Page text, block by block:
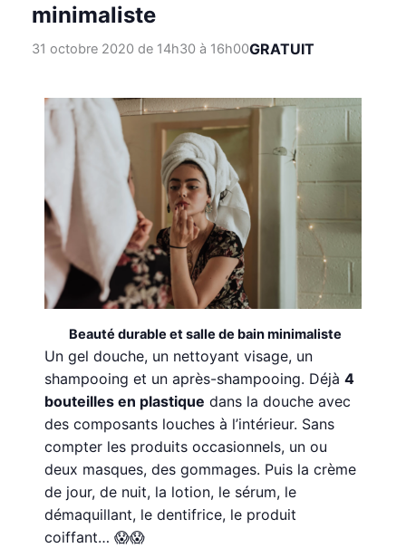
minimaliste
31 octobre 2020 de 14h30à 16h00GRATUIT
Beauté durable et salle de bain minimaliste
Un gel douche, un nettoyant visage, un
shampooing et un après-shampooing. Déjà4
bouteilles en plastique dans la douche avec
des composants louches à l’intérieur. Sans
compter les produits occasionnels, un ou
deux masques, des gommages. Puis la crème
de jour, de nuit, la lotion, le sérum, le
démaquillant, le dentifrice, le produit
coiffant… 😱😱